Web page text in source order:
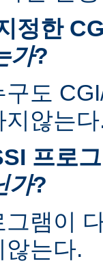
정한
가?
구도
지않는
프로
가?
그램이
는다.